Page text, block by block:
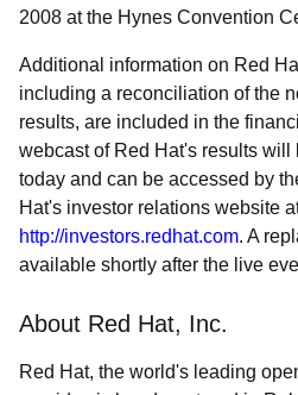
2008 at the Hynes Convention
Additional information on Red
including a reconciliation of the
results, are included in the
webcast of Red Hat's results will
today and can be accessed by
Hat's investor relations website
http://investors.redhat.com. A
available shortly after the live
About Red Hat, Inc.
Red Hat, the world's leading